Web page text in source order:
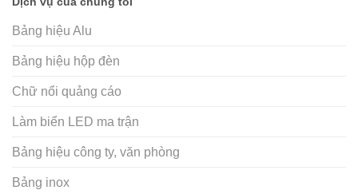
Bảng hiệu Alu
Bảng hiệu hộp đèn
Chữ nổi quảng cáo
Làm biển LED ma trận
Bảng hiệu công ty, văn phòng
Bảng inox